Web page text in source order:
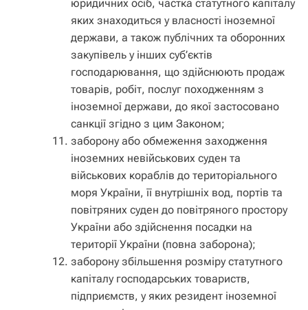
юридичних осіб, частка статутного капіталу
яких знаходиться у власності іноземної
держави, а також публічних та оборонних
закупівель у інших суб’єктів
господарювання, що здійснюють продаж
товарів, робіт, послуг походженням з
іноземної держави, до якої застосовано
санкції згідно з цим Законом;
заборону або обмеження заходження
іноземних невійськових суден та
військових кораблів до територіального
моря України, її внутрішніх вод, портів та
повітряних суден до повітряного простору
України або здійснення посадки на
території України (повна заборона);
заборону збільшення розміру статутного
капіталу господарських товариств,
підприємств, у яких резидент іноземної